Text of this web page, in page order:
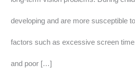
developing and are more susceptible
factors such as excessive screen
and poor […]